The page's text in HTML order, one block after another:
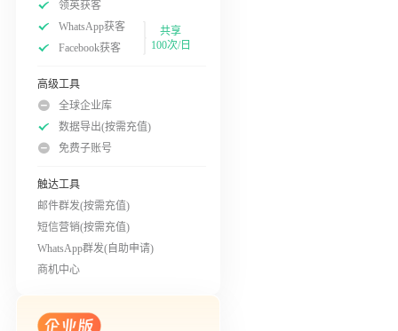
领英获客
WhatsApp获客
Facebook获客
共享
100次/日
高级工具
全球企业库
数据导出(按需充值)
免费子账号
触达工具
邮件群发(按需充值)
短信营销(按需充值)
WhatsApp群发(自助申请)
商机中心